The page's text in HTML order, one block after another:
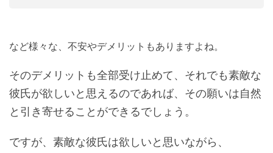
など様々な、不安やデメリットもありますよね。
そのデメリットも全部受け止めて、それでも素敵な
彼氏が欲しいと思えるのであれば、その願いは自然
と引き寄せることができるでしょう。
ですが、素敵な彼氏は欲しいと思いながら、